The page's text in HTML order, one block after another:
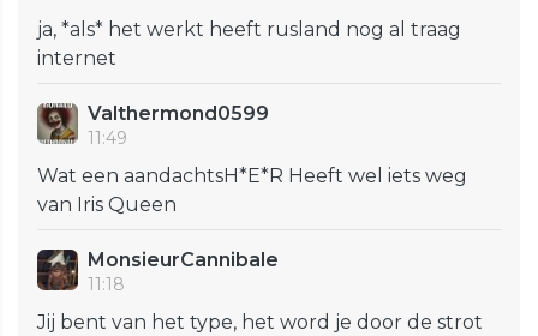
ja, *als* het werkt heeft rusland nog al traag
internet
Valthermond0599
11:49
Wat een aandachtsH*E*R Heeft wel iets weg
van Iris Queen
MonsieurCannibale
11:18
Jij bent van het type, het word je door de strot